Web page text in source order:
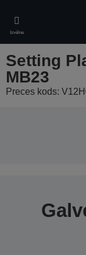
main
content
Izvēlne
Setting
MB23
Preces kods: